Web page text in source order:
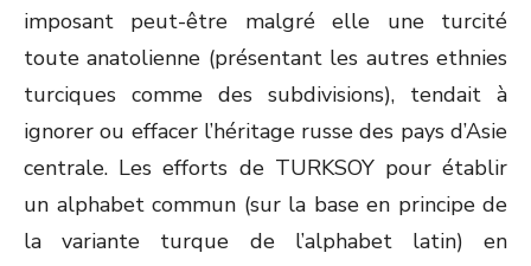
imposant peut-être malgré elle une turcité
toute anatolienne (présentant les autres ethnies
turciques comme des subdivisions), tendait à
ignorer ou effacer l’héritage russe des pays d’Asie
centrale. Les efforts de TURKSOY pour établir
un alphabet commun (sur la base en principe de
la variante turque de l’alphabet latin) en